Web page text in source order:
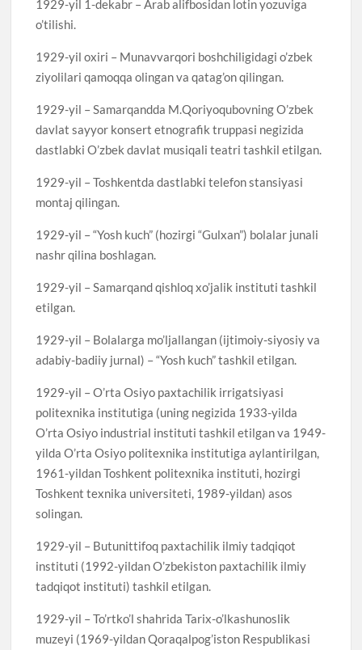
1929-yil 1-dekabr – Arab alifbosidan lotin yozuviga
o’tilishi.
1929-yil oxiri – Munavvarqori boshchiligidagi o’zbek
ziyolilari qamoqqa olingan va qatag’on qilingan.
1929-yil – Samarqandda M.Qoriyoqubovning O’zbek
davlat sayyor konsert etnografik truppasi negizida
dastlabki O’zbek davlat musiqali teatri tashkil etilgan.
1929-yil – Toshkentda dastlabki telefon stansiyasi
montaj qilingan.
1929-yil – “Yosh kuch” (hozirgi “Gulxan”) bolalar junali
nashr qilina boshlagan.
1929-yil – Samarqand qishloq xo’jalik instituti tashkil
etilgan.
1929-yil – Bolalarga mo’ljallangan (ijtimoiy-siyosiy va
adabiy-badiiy jurnal) – “Yosh kuch” tashkil etilgan.
1929-yil – O’rta Osiyo paxtachilik irrigatsiyasi
politexnika institutiga (uning negizida 1933-yilda
O’rta Osiyo industrial instituti tashkil etilgan va 1949-
yilda O’rta Osiyo politexnika institutiga aylantirilgan,
1961-yildan Toshkent politexnika instituti, hozirgi
Toshkent texnika universiteti, 1989-yildan) asos
solingan.
1929-yil – Butunittifoq paxtachilik ilmiy tadqiqot
instituti (1992-yildan O’zbekiston paxtachilik ilmiy
tadqiqot instituti) tashkil etilgan.
1929-yil – To’rtko’l shahrida Tarix-o’lkashunoslik
muzeyi (1969-yildan Qoraqalpog’iston Respublikasi